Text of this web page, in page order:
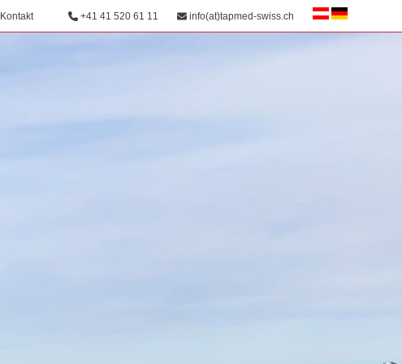
Kontakt +41 41 520 61 11 info(at)tapmed-swiss.ch